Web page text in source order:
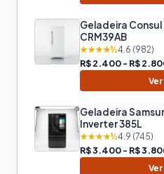
Geladeira Consul
CRM39AB
★★★★½4.6 (982)
R$ 2.400 - R$
Geladeira
Inverter 385L
★★★★½4.9 (745)
R$ 3.400 - R$